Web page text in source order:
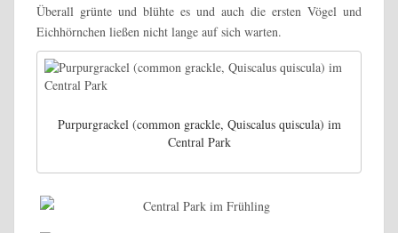
Überall grünte und blühte es und auch die ersten Vögel und
Eichhörnchen ließen nicht lange auf sich warten.
Purpurgrackel (common grackle, Quiscalus quiscula) im
Central Park